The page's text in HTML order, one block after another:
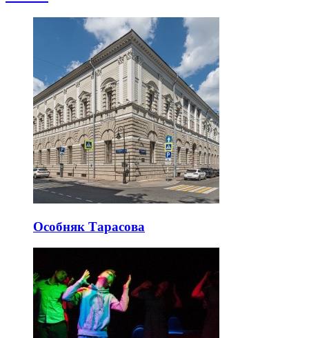
Особняк Тарасова